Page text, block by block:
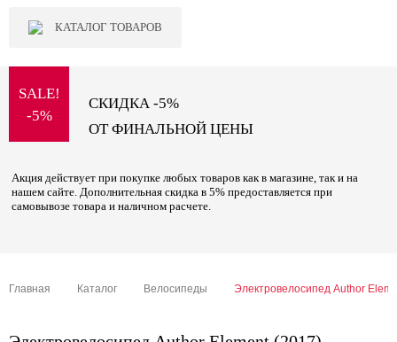
КАТАЛОГ ТОВАРОВ
SALE!
-5%
СКИДКА -5%
ОТ ФИНАЛЬНОЙ ЦЕНЫ
Акция действует при покупке любых товаров как в магазине, так и на
нашем сайте. Дополнительная скидка в 5% предоставляется при
самовывозе товара и наличном расчете.
Главная Каталог Велосипеды Электровелосипед Author